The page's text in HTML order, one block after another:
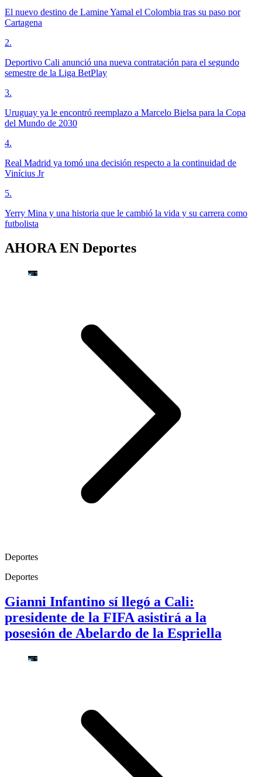
El nuevo destino de Lamine Yamal el Colombia tras su paso por
Cartagena
2.
Deportivo Cali anunció una nueva contratación para el segundo
semestre de la Liga BetPlay
3.
Uruguay ya le encontró reemplazo a Marcelo Bielsa para la Copa
del Mundo de 2030
4.
Real Madrid ya tomó una decisión respecto a la continuidad de
Vinícius Jr
5.
Yerry Mina y una historia que le cambió la vida y su carrera como
futbolista
AHORA EN Deportes
Deportes
Deportes
Gianni Infantino sí llegó a Cali:
presidente de la FIFA asistirá a la
posesión de Abelardo de la Espriella